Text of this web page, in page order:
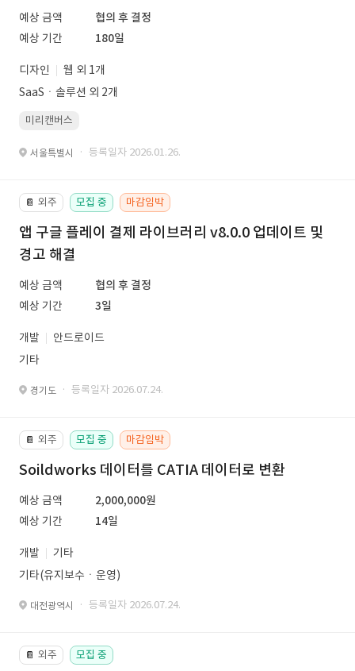
예상 금액
협의 후 결정
예상 기간
180일
디자인
웹 외 1개
SaaSㆍ솔루션 외 2개
미리캔버스
서울특별시 · 등록일자 2026.01.26.
📔 외주 모집 중 마감임박
앱 구글 플레이 결제 라이브러리 v8.0.0 업데이트 및
경고 해결
예상 금액
협의 후 결정
예상 기간
3일
개발
안드로이드
기타
경기도 · 등록일자 2026.07.24.
📔 외주 모집 중 마감임박
Soildworks 데이터를 CATIA 데이터로 변환
예상 금액
2,000,000원
예상 기간
14일
개발
기타
기타(유지보수ㆍ운영)
대전광역시 · 등록일자 2026.07.24.
📔 외주 모집 중